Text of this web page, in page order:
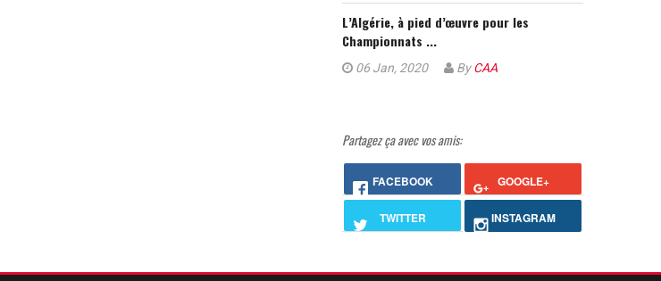
L’Algérie, à pied d’œuvre pour les
Championnats ...
06 Jan, 2020 ByCAA
Partagez ça avec vos amis:
FACEBOOK GOOGLE+
TWITTER INSTAGRAM